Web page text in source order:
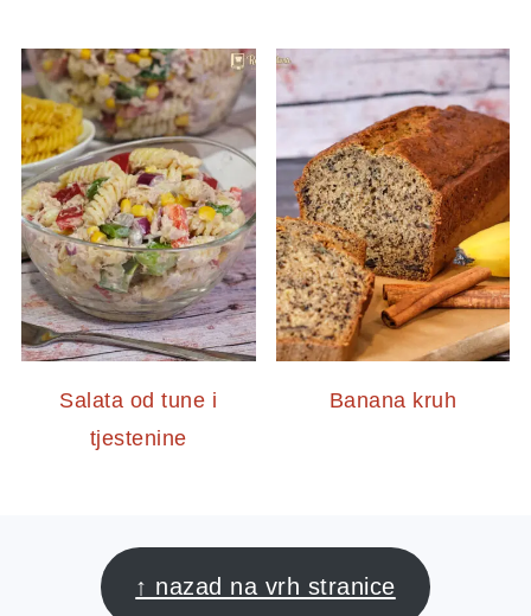
Salata od tune i
tjestenine
Banana kruh
FOOTER
↑ nazad na vrh stranice